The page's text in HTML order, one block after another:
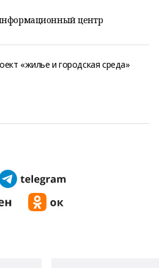
центр
«жилье и городская среда»